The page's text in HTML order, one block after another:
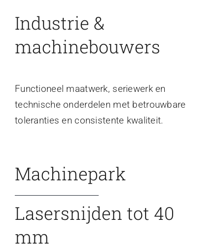
Industrie &
machinebouwers
Functioneel maatwerk, seriewerk en
technische onderdelen met betrouwbare
toleranties en consistente kwaliteit.
Machinepark
Lasersnijden tot 40
mm